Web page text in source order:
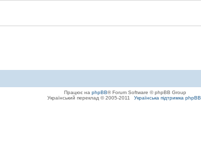
Працює на phpBB® Forum Software © phpBB Group
Український переклад © 2005-2011
Українська підтримка phpBB